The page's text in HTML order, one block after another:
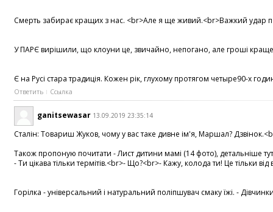
Смерть забирає кращих з нас. <br>Але я ще живий.<br>Важкий удар
У ПАРЄ вирішили, що клоуни це, звичайно, непогано, але гроші
Є на Русі стара традиція. Кожен рік, глухому протягом четыре90-х
Ответить Ссылка
ganitsewasar 13.09.2019 23:35:14
Сталін: Товариш Жуков, чому у вас таке дивне ім'я, Маршал?
Також пропоную почитати - Лист дитини мамі (14 фото), детальніше тут
- Ти цікава тільки термітів.<br>- Що?<br>- Кажу, колода ти! Це
Горілка - універсальний і натуральний поліпшувач смаку їжі. -